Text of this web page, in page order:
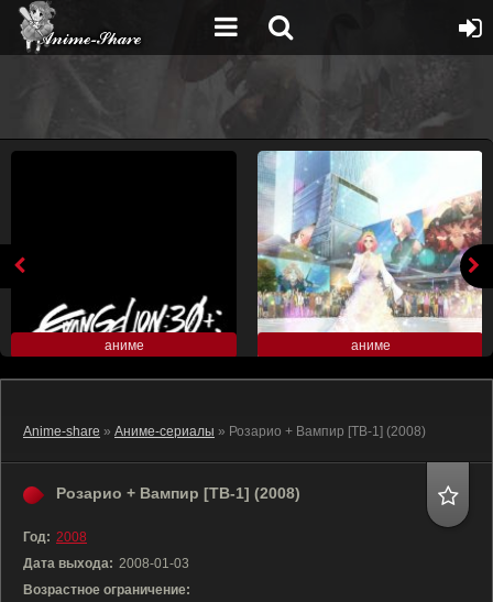
аниме аниме
Anime-share » Аниме-сериалы » Розарио + Вампир [ТВ-1] (2008)
Розарио + Вампир [ТВ-1] (2008)
Год: 2008
Дата выхода: 2008-01-03
Возрастное ограничение: